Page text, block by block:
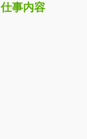
仕事内容